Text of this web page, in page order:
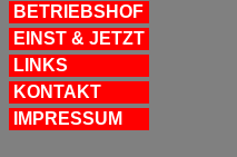
BETRIEBSHOF
EINST & JETZT
LINKS
KONTAKT
IMPRESSUM